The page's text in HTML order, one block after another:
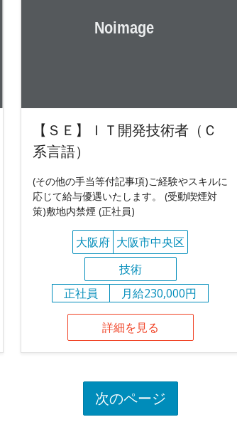
【ＳＥ】ＩＴ開発技術者（Ｃ
系言語）
(その他の手当等付記事項)ご経験やスキルに
応じて給与優遇いたします。 (受動喫煙対
策)敷地内禁煙 (正社員)
大阪府 大阪市中央区
技術
正社員
月給230,000円
詳細を見る
次のページ